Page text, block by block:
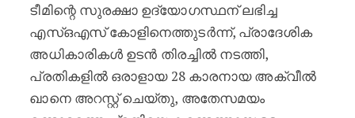
ടീമിന്റെ സുരക്ഷാ ഉദ്യോഗസ്ഥന് ലഭിച്ച
എസ്ഒഎസ് കോളിനെത്തുടർന്ന്, പ്രാദേശിക
അധികാരികൾ ഉടൻ തിരച്ചിൽ നടത്തി,
പ്രതികളിൽ ഒരാളായ 28 കാരനായ അക്വീൽ
ഖാനെ അറസ്റ്റ് ചെയ്തു, അതേസമയം